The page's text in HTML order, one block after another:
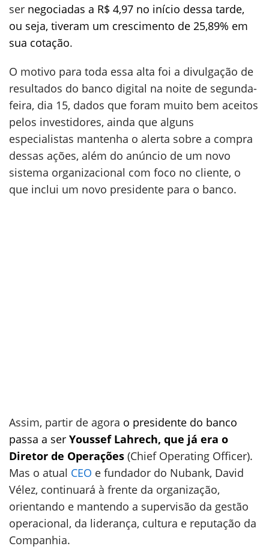
ser negociadas a R$ 4,97 no início dessa tarde,
ou seja, tiveram um crescimento de 25,89% em
sua cotação.
O motivo para toda essa alta foi a divulgação de
resultados do banco digital na noite de segunda-
feira, dia 15, dados que foram muito bem aceitos
pelos investidores, ainda que alguns
especialistas mantenha o alerta sobre a compra
dessas ações, além do anúncio de um novo
sistema organizacional com foco no cliente, o
que inclui um novo presidente para o banco.
Assim, partir de agora o presidente do banco
passa a ser Youssef Lahrech, que já era o
Diretor de Operações (Chief Operating Officer).
Mas o atual CEO e fundador do Nubank, David
Vélez, continuará à frente da organização,
orientando e mantendo a supervisão da gestão
operacional, da liderança, cultura e reputação da
Companhia.